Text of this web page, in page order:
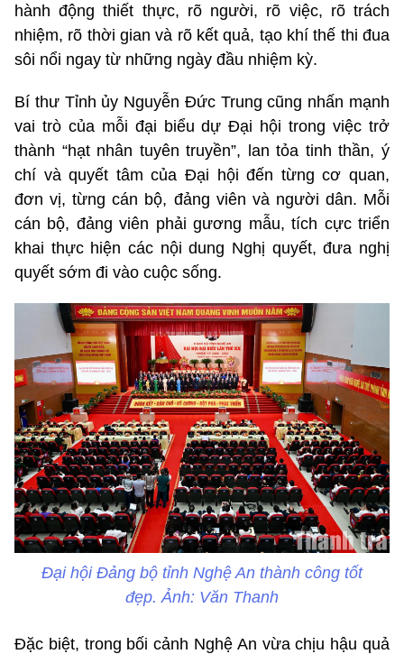
hành động thiết thực, rõ người, rõ việc, rõ trách
nhiệm, rõ thời gian và rõ kết quả, tạo khí thế thi đua
sôi nổi ngay từ những ngày đầu nhiệm kỳ.
Bí thư Tỉnh ủy Nguyễn Đức Trung cũng nhấn mạnh
vai trò của mỗi đại biểu dự Đại hội trong việc trở
thành “hạt nhân tuyên truyền”, lan tỏa tinh thần, ý
chí và quyết tâm của Đại hội đến từng cơ quan,
đơn vị, từng cán bộ, đảng viên và người dân. Mỗi
cán bộ, đảng viên phải gương mẫu, tích cực triển
khai thực hiện các nội dung Nghị quyết, đưa nghị
quyết sớm đi vào cuộc sống.
Đại hội Đảng bộ tỉnh Nghệ An thành công tốt
đẹp. Ảnh: Văn Thanh
Đặc biệt, trong bối cảnh Nghệ An vừa chịu hậu quả